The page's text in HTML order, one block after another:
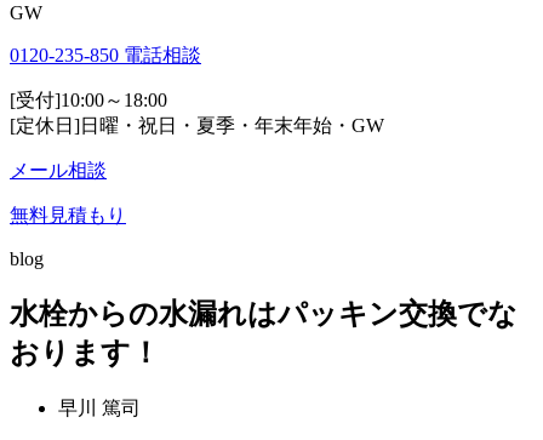
GW
0120-235-850 電話相談
[受付]10:00～18:00
[定休日]日曜・祝日・夏季・年末年始・GW
メール相談
無料見積もり
blog
水栓からの水漏れはパッキン交換でな
おります！
早川 篤司